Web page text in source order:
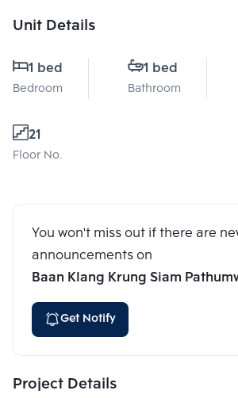
Unit Details
1 bed
Bedroom
1 bed
Bathroom
21
Floor No.
You won't miss out if there are
announcements on
Baan Klang Krung Siam
Get Notify
Project Details